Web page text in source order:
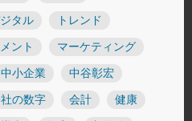
タル トレンド
ント マーケティング
中小企業 中谷彰宏
の数字 会計 健康